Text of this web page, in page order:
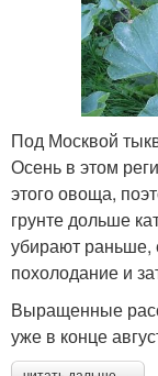
Под Москвой
Осень в этом
этого овоща,
грунте дольше
убирают раньше,
похолодание и
Выращенные
уже в конце